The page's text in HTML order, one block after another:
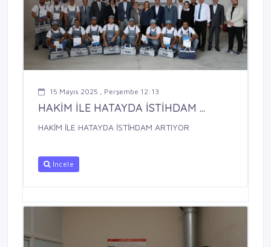
15 Mayıs 2025 , Perşembe 12:13
HAKİM İLE HATAYDA İSTİHDAM ...
HAKİM İLE HATAYDA İSTİHDAM ARTIYOR
İncele